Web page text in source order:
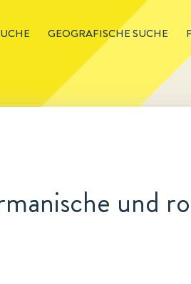
GEOGRAFISCHE SUCHE
und